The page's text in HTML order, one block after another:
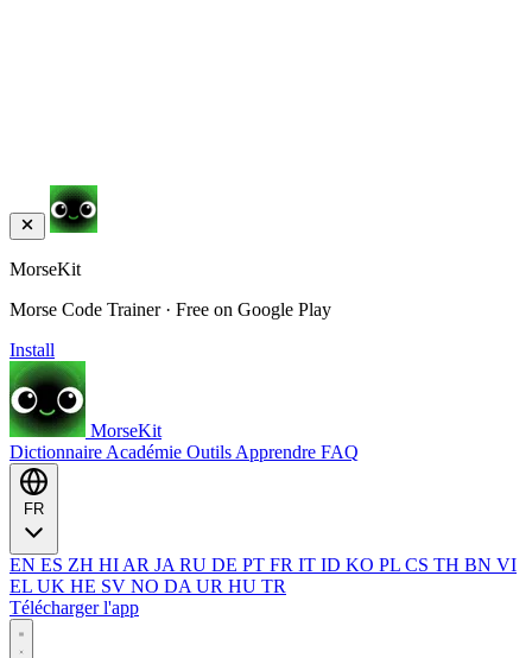
MorseKit
Morse Code Trainer · Free on Google Play
Install
MorseKit
Dictionnaire Académie Outils Apprendre FAQ
EN ES ZH HI AR JA RU DE PT FR IT ID KO PL CS TH BN VI
EL UK HE SV NO DA UR HU TR
Télécharger l'app